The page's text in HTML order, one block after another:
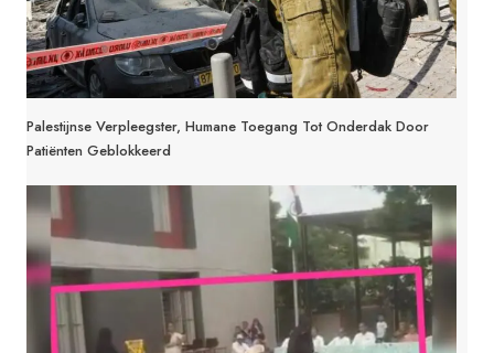
Palestijnse Verpleegster, Humane Toegang Tot Onderdak Door
Patiënten Geblokkeerd